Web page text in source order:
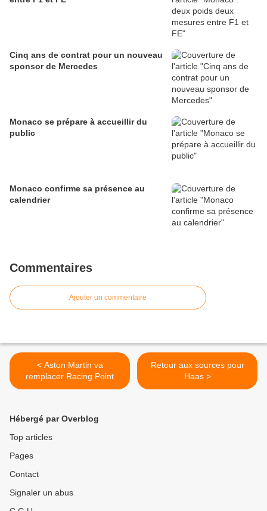
Cinq ans de contrat pour un nouveau
sponsor de Mercedes
Monaco se prépare à accueillir du
public
Monaco confirme sa présence au
calendrier
Commentaires
Ajouter un commentaire
< Aston Martin va
remplacer Racing Point
Retour aux sources pour
Haas >
Hébergé par Overblog
Top articles
Pages
Contact
Signaler un abus